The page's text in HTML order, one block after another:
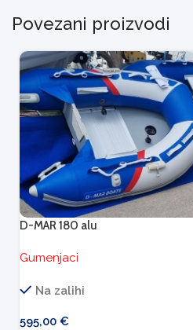
Povezani proizvodi
D-MAR 180 alu
Gumenjaci
Na zalihi
595,00 €